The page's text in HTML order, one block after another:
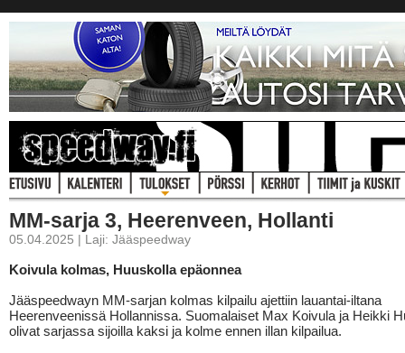
MM-sarja 3, Heerenveen, Hollanti
05.04.2025 | Laji: Jääspeedway
Koivula kolmas, Huuskolla epäonnea
Jääspeedwayn MM-sarjan kolmas kilpailu ajettiin lauantai-iltana
Heerenveenissä Hollannissa. Suomalaiset Max Koivula ja Heikki
olivat sarjassa sijoilla kaksi ja kolme ennen illan kilpailua.